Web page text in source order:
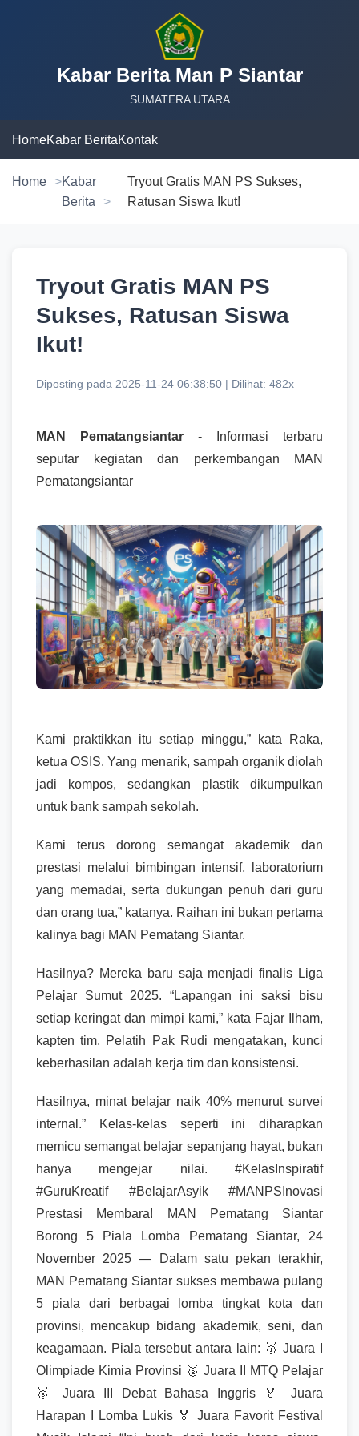
Kabar Berita Man P Siantar
SUMATERA UTARA
HomeKabar BeritaKontak
Home
Kabar
Berita
Tryout Gratis MAN PS Sukses,
Ratusan Siswa Ikut!
Tryout Gratis MAN PS
Sukses, Ratusan Siswa
Ikut!
Diposting pada 2025-11-24 06:38:50 | Dilihat: 482x
MAN Pematangsiantar - Informasi terbaru
seputar kegiatan dan perkembangan MAN
Pematangsiantar
Kami praktikkan itu setiap minggu,” kata Raka,
ketua OSIS. Yang menarik, sampah organik diolah
jadi kompos, sedangkan plastik dikumpulkan
untuk bank sampah sekolah.
Kami terus dorong semangat akademik dan
prestasi melalui bimbingan intensif, laboratorium
yang memadai, serta dukungan penuh dari guru
dan orang tua,” katanya. Raihan ini bukan pertama
kalinya bagi MAN Pematang Siantar.
Hasilnya? Mereka baru saja menjadi finalis Liga
Pelajar Sumut 2025. “Lapangan ini saksi bisu
setiap keringat dan mimpi kami,” kata Fajar Ilham,
kapten tim. Pelatih Pak Rudi mengatakan, kunci
keberhasilan adalah kerja tim dan konsistensi.
Hasilnya, minat belajar naik 40% menurut survei
internal.” Kelas-kelas seperti ini diharapkan
memicu semangat belajar sepanjang hayat, bukan
hanya mengejar nilai. #KelasInspiratif
#GuruKreatif #BelajarAsyik #MANPSInovasi
Prestasi Membara! MAN Pematang Siantar
Borong 5 Piala Lomba Pematang Siantar, 24
November 2025 — Dalam satu pekan terakhir,
MAN Pematang Siantar sukses membawa pulang
5 piala dari berbagai lomba tingkat kota dan
provinsi, mencakup bidang akademik, seni, dan
keagamaan. Piala tersebut antara lain: 🥇 Juara I
Olimpiade Kimia Provinsi 🥈 Juara II MTQ Pelajar
🥉 Juara III Debat Bahasa Inggris 🏅 Juara
Harapan I Lomba Lukis 🏅 Juara Favorit Festival